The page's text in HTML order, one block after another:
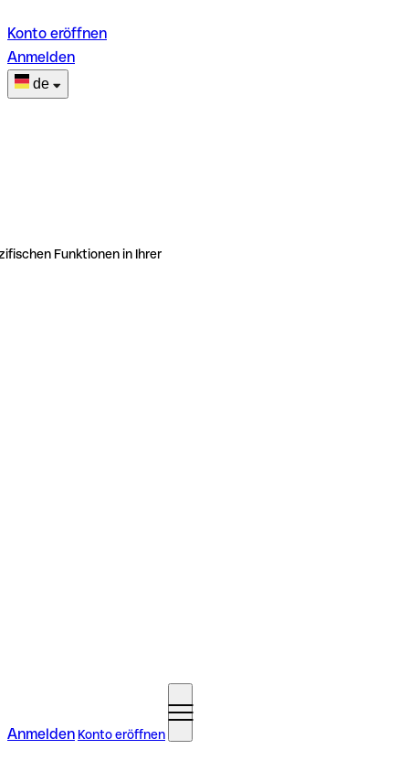
Konto eröffnen
Anmelden
de
Funktionen in Ihrer
Anmelden Konto eröffnen